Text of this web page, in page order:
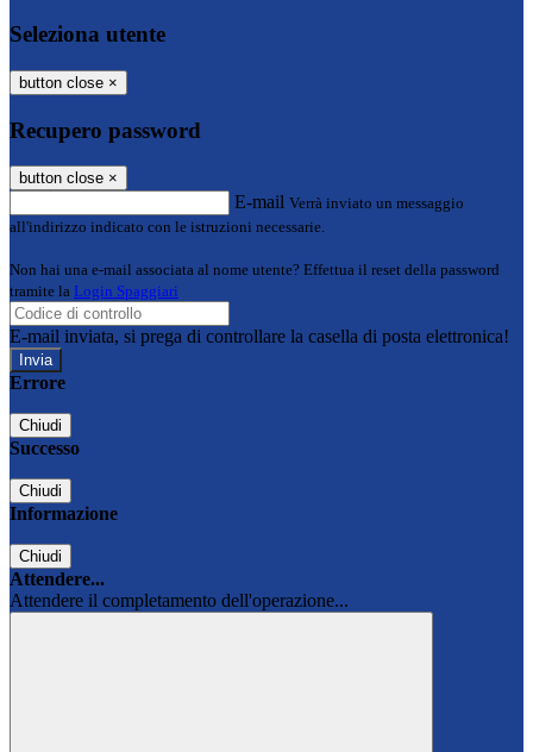
Seleziona utente
button close ×
Recupero password
button close ×
E-mail Verrà inviato un messaggio
all'indirizzo indicato con le istruzioni necessarie.
Non hai una e-mail associata al nome utente? Effettua il reset della password
tramite la Login Spaggiari
E-mail inviata, si prega di controllare la casella di posta elettronica!
Errore
Chiudi
Successo
Chiudi
Informazione
Chiudi
Attendere...
Attendere il completamento dell'operazione...